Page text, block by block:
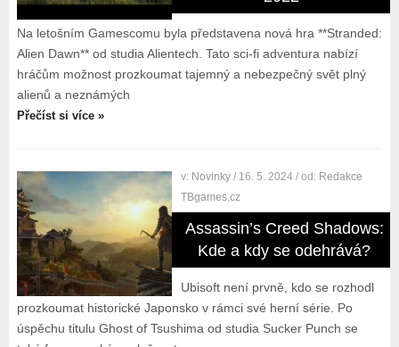
Na letošním Gamescomu byla představena nová hra **Stranded:
Alien Dawn** od studia Alientech. Tato sci-fi adventura nabízí
hráčům možnost prozkoumat tajemný a nebezpečný svět plný
alienů a neznámých
Přečíst si více »
v: Novinky / 16. 5. 2024 / od: Redakce
TBgames.cz
Assassin’s Creed Shadows:
Kde a kdy se odehrává?
Ubisoft není prvně, kdo se rozhodl
prozkoumat historické Japonsko v rámci své herní série. Po
úspěchu titulu Ghost of Tsushima od studia Sucker Punch se